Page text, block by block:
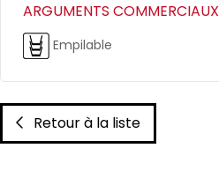
ARGUMENTS COMMERCIAUX
Empilable
Retour à la liste